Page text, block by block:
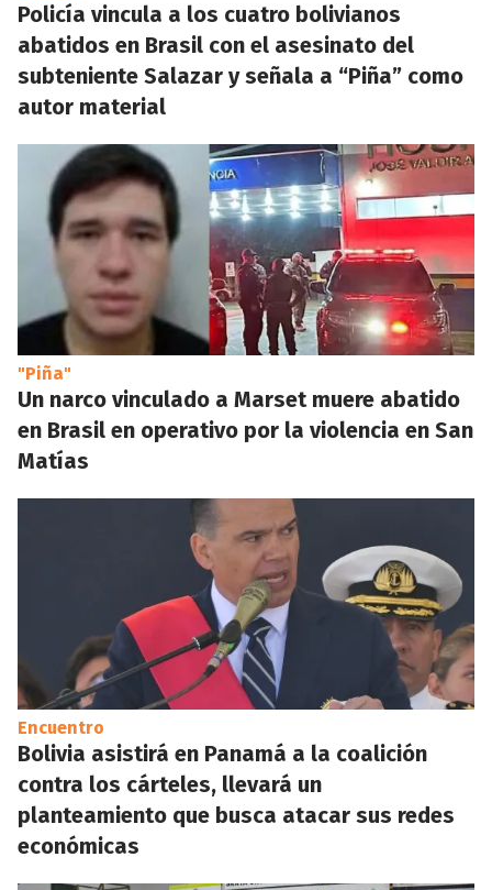
Policía vincula a los cuatro bolivianos
abatidos en Brasil con el asesinato del
subteniente Salazar y señala a “Piña” como
autor material
"Piña"
Un narco vinculado a Marset muere abatido
en Brasil en operativo por la violencia en San
Matías
Encuentro
Bolivia asistirá en Panamá a la coalición
contra los cárteles, llevará un
planteamiento que busca atacar sus redes
económicas